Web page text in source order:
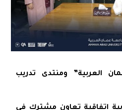
العربية” ومنتدى تدريب
اتفاقية تعاون مشترك في